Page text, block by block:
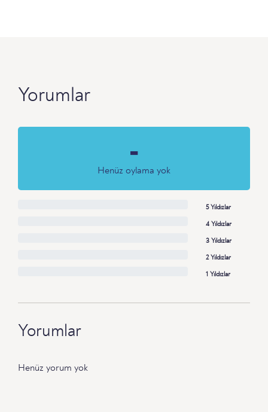
Yorumlar
-
Henüz oylama yok
5 Yıldızlar
4 Yıldızlar
3 Yıldızlar
2 Yıldızlar
1 Yıldızlar
Yorumlar
Henüz yorum yok